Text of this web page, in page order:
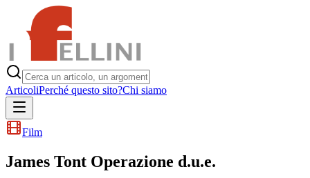
ArticoliPerché questo sito?Chi siamo
Film
James Tont Operazione d.u.e.